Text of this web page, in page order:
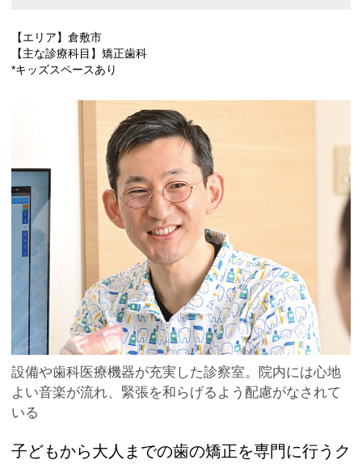
【エリア】倉敷市
【主な診療科目】矯正歯科
*キッズスペースあり
設備や歯科医療機器が充実した診察室。院内には心地
よい音楽が流れ、緊張を和らげるよう配慮がなされて
いる
子どもから大人までの歯の矯正を専門に行うク